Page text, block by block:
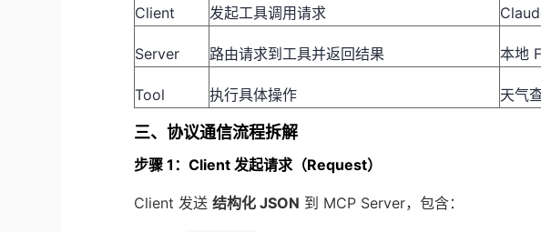
Client 发起工具调用请求
Server 路由请求到工具并返回结果 本地
Tool 执行具体操作 天气
三、协议通信流程拆解
步骤 1：Client 发起请求（Request）
Client 发送结构化 JSON 到 MCP Server，包含：